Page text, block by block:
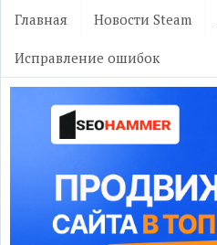
Главная Новости Steam
Исправление ошибок